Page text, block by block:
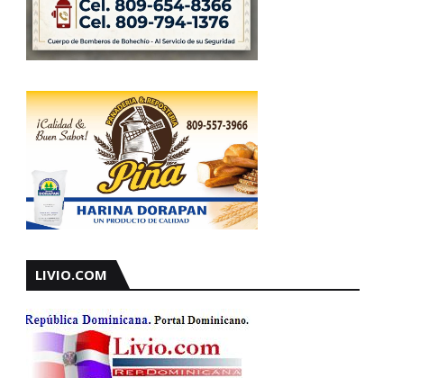
LIVIO.COM